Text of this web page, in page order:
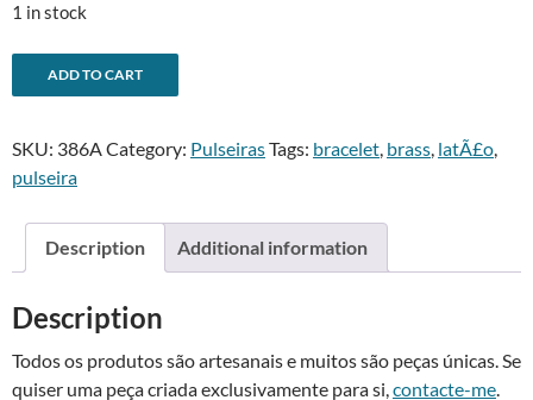
1 in stock
Pulseira
de
texturado
-
brass
cuff
ADD TO CART
e
a
t
e
:
SKU: 386ACategory: PulseirasTags: bracelet, brass, latÃ£o,
pulseira
Description Additional information
Description
Todos os produtos são artesanais e muitos são peças únicas. Se
quiser uma peça criada exclusivamente para si, contacte-me